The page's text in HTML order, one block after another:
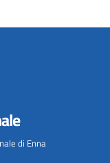
di Enna